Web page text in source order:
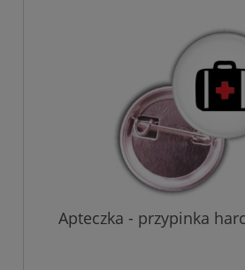
Apteczka - przypinka